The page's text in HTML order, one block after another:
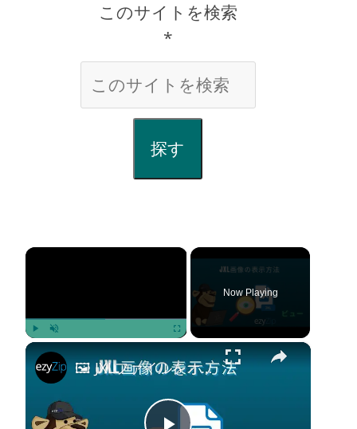
このサイトを検索
*
探す
×
Now Playing
×
🖼️ JXLファイルをオンラインで無料で閲覧する方法 | ソフトウェアのインストール不要